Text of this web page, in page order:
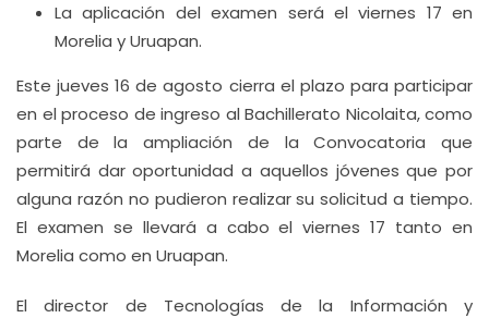
La aplicación del examen será el viernes 17 en
Morelia y Uruapan.
Este jueves 16 de agosto cierra el plazo para participar
en el proceso de ingreso al Bachillerato Nicolaita, como
parte de la ampliación de la Convocatoria que
permitirá dar oportunidad a aquellos jóvenes que por
alguna razón no pudieron realizar su solicitud a tiempo.
El examen se llevará a cabo el viernes 17 tanto en
Morelia como en Uruapan.
El director de Tecnologías de la Información y